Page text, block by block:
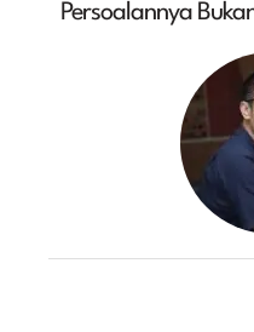
Persoalannya